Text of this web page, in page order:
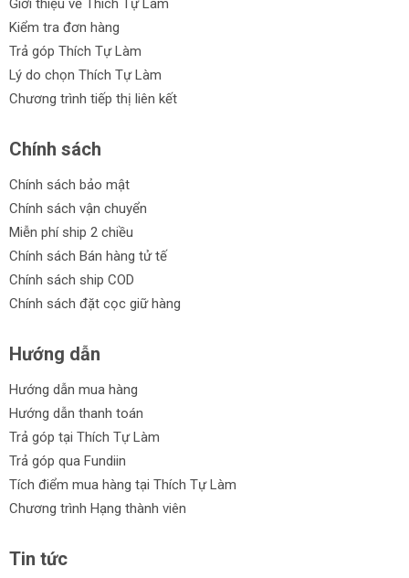
Giới thiệu về Thích Tự Làm
Kiểm tra đơn hàng
Trả góp Thích Tự Làm
Lý do chọn Thích Tự Làm
Chương trình tiếp thị liên kết
Chính sách
Chính sách bảo mật
Chính sách vận chuyển
Miễn phí ship 2 chiều
Chính sách Bán hàng tử tế
Chính sách ship COD
Chính sách đặt cọc giữ hàng
Hướng dẫn
Hướng dẫn mua hàng
Hướng dẫn thanh toán
Trả góp tại Thích Tự Làm
Trả góp qua Fundiin
Tích điểm mua hàng tại Thích Tự Làm
Chương trình Hạng thành viên
Tin tức